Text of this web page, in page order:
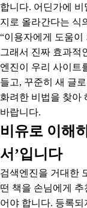
합니다. 어딘가에 비
지로 올라간다는 식
“이용자에게 도움이
그래서 진짜 효과적
엔진이 우리 사이트
들고, 꾸준히 새 글
화려한 비법을 찾아
바랍니다.
비유로 이해
서’입니다
검색엔진을 거대한
떤 책을 손님에게
어야 합니다. 등록